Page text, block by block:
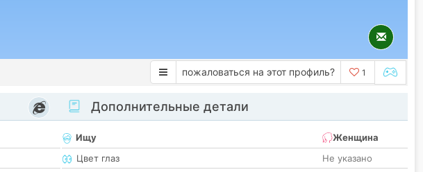
пожаловаться на этот профиль? 1
Дополнительные детали
Ищу
Женщина
Цвет глаз
Не указано